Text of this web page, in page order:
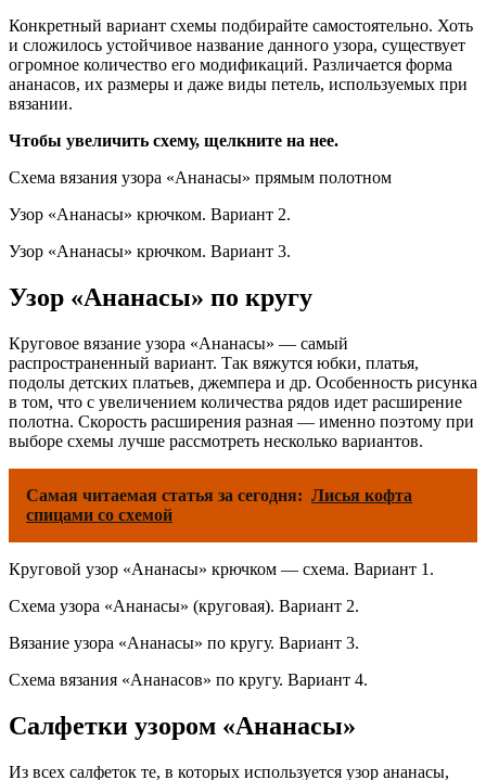
Конкретный вариант схемы подбирайте самостоятельно. Хоть
и сложилось устойчивое название данного узора, существует
огромное количество его модификаций. Различается форма
ананасов, их размеры и даже виды петель, используемых при
вязании.
Чтобы увеличить схему, щелкните на нее.
Схема вязания узора «Ананасы» прямым полотном
Узор «Ананасы» крючком. Вариант 2.
Узор «Ананасы» крючком. Вариант 3.
Узор «Ананасы» по кругу
Круговое вязание узора «Ананасы» — самый
распространенный вариант. Так вяжутся юбки, платья,
подолы детских платьев, джемпера и др. Особенность рисунка
в том, что с увеличением количества рядов идет расширение
полотна. Скорость расширения разная — именно поэтому при
выборе схемы лучше рассмотреть несколько вариантов.
Самая читаемая статья за сегодня: Лисья кофта
спицами со схемой
Круговой узор «Ананасы» крючком — схема. Вариант 1.
Схема узора «Ананасы» (круговая). Вариант 2.
Вязание узора «Ананасы» по кругу. Вариант 3.
Схема вязания «Ананасов» по кругу. Вариант 4.
Салфетки узором «Ананасы»
Из всех салфеток те, в которых используется узор ананасы,